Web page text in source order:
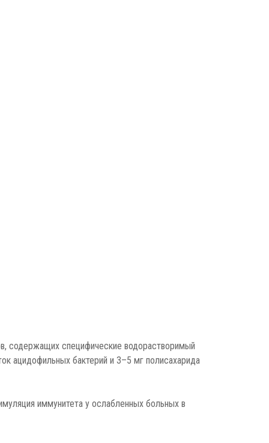
содержащих специфические водорастворимый
ацидофильных бактерий и 3–5 мг полисахарида
иммунитета у ослабленных больных в